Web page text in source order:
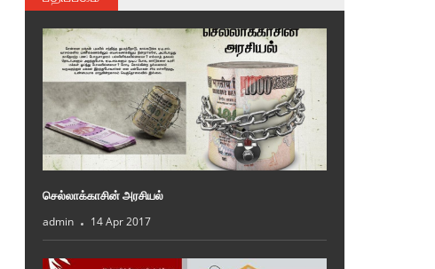
செல்லாக்காசின் அரசியல்
admin 14 Apr 2017